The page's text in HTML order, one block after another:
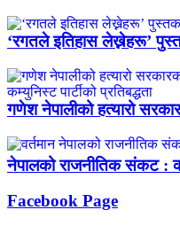
‘रगतले इतिहास लेख्नेहरू’
गणेश नेपालीको हत्यारो
नेपालको राजनीतिक संकट :
Facebook Page